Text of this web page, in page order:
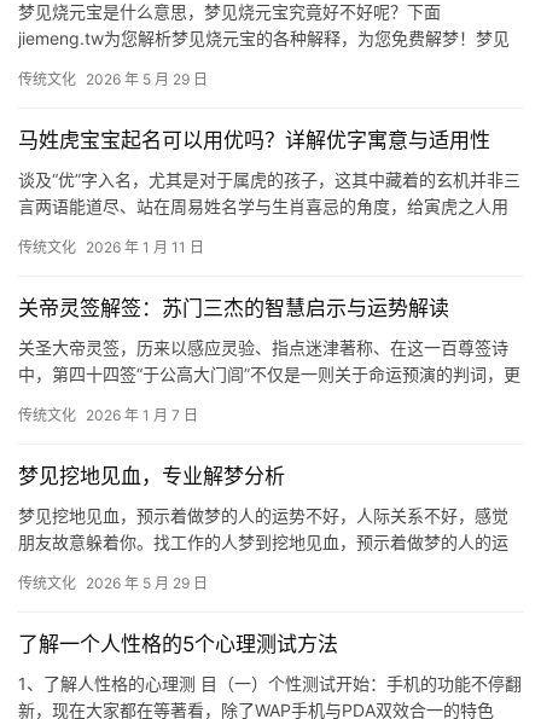
梦见烧元宝是什么意思，梦见烧元宝究竟好不好呢？下面
jiemeng.tw为您解析梦见烧元宝的各种解释，为您免费解梦！梦见
传统文化 2026 年 5 月 29 日
马姓虎宝宝起名可以用优吗？详解优字寓意与适用性
谈及“优”字入名，尤其是对于属虎的孩子，这其中藏着的玄机并非三
言两语能道尽、站在周易姓名学与生肖喜忌的角度，给寅虎之人用
传统文化 2026 年 1 月 11 日
关帝灵签解签：苏门三杰的智慧启示与运势解读
关圣大帝灵签，历来以感应灵验、指点迷津著称、在这一百尊签诗
中，第四十四签“于公高大门闾”不仅是一则关于命运预演的判词，更
传统文化 2026 年 1 月 7 日
梦见挖地见血，专业解梦分析
梦见挖地见血，预示着做梦的人的运势不好，人际关系不好，感觉
朋友故意躲着你。找工作的人梦到挖地见血，预示着做梦的人的运
传统文化 2026 年 5 月 29 日
了解一个人性格的5个心理测试方法
1、了解人性格的心理测 目（一）个性测试开始：手机的功能不停翻
新，现在大家都在等著看，除了WAP手机与PDA双效合一的特色